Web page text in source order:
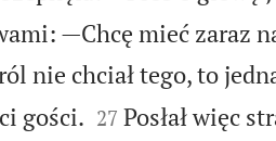
—Chcę mieć zaraz
nie chciał tego, to
gości.
27 Posłał więc